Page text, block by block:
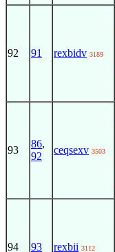
92 91 rexbidv 3189
93
86,
92
ceqsexv 3503
94 93 rexbii 3112